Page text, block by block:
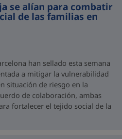
se alían para combatir
de las familias en
han sellado esta semana
a mitigar la vulnerabilidad
situación de riesgo en la
de colaboración, ambas
fortalecer el tejido social de la